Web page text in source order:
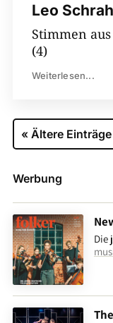
Leo
Stimmen
(4)
Weiterlesen...
« Ältere Einträge
Werbung
Die